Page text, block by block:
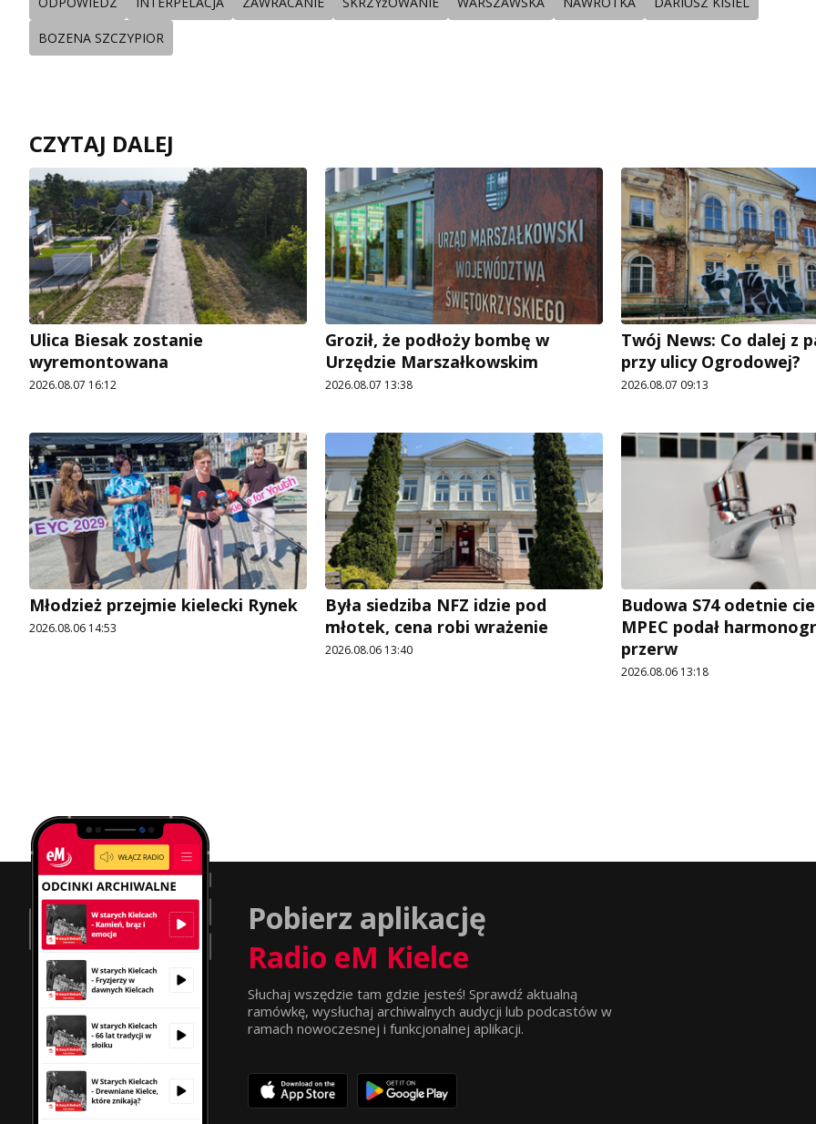
BOZENA SZCZYPIOR
CZYTAJ DALEJ
Ulica Biesak zostanie
wyremontowana
2026.08.07 16:12
Groził, że podłoży bombę w
Urzędzie Marszałkowskim
2026.08.07 13:38
Twój News: Co dalej z
przy ulicy Ogrodowej?
2026.08.07 09:13
Młodzież przejmie kielecki Rynek
2026.08.06 14:53
Była siedziba NFZ idzie pod
młotek, cena robi wrażenie
2026.08.06 13:40
Budowa S74 odetnie
MPEC podał
przerw
2026.08.06 13:18
Pobierz aplikację
Radio eM Kielce
Słuchaj wszędzie tam gdzie jesteś! Sprawdź aktualną
ramówkę, wysłuchaj archiwalnych audycji lub podcastów w
ramach nowoczesnej i funkcjonalnej aplikacji.